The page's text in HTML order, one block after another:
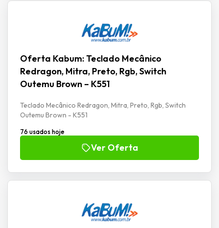
Oferta Kabum: Teclado Mecânico
Redragon, Mitra, Preto, Rgb, Switch
Outemu Brown – K551
Teclado Mecânico Redragon, Mitra, Preto, Rgb, Switch
Outemu Brown - K551
76 usados hoje
Ver Oferta